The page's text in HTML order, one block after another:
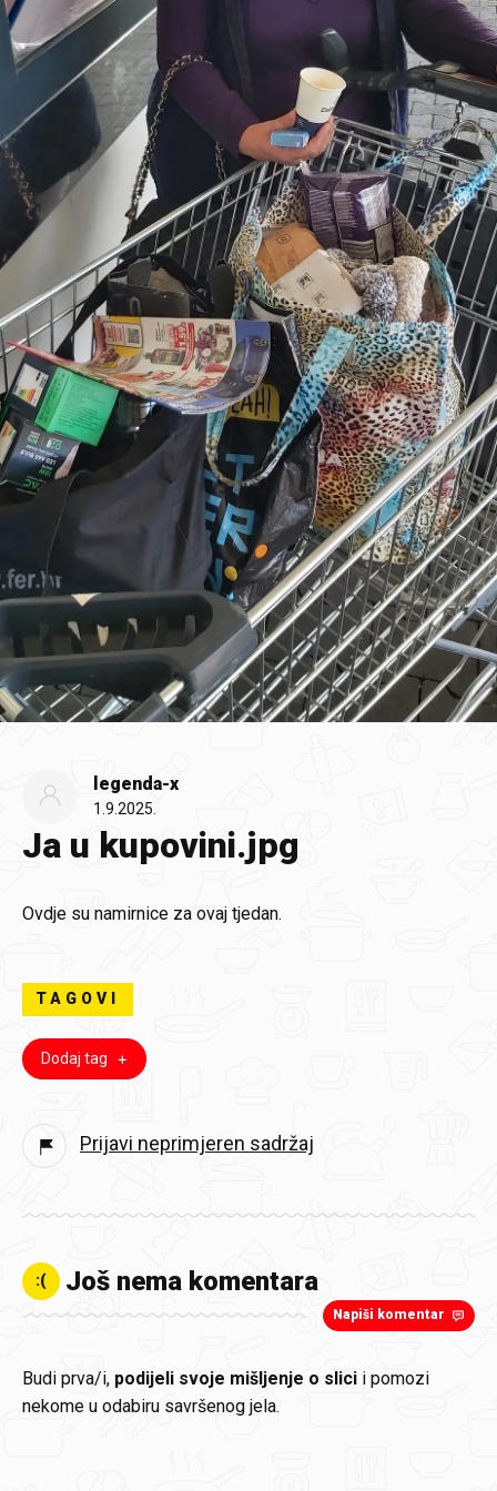
legenda-x
1.9.2025.
Ja u kupovini.jpg
Ovdje su namirnice za ovaj tjedan.
TAGOVI
Dodaj tag
Prijavi neprimjeren sadržaj
:( Još nema komentara
Napiši komentar
Budi prva/i, podijeli svoje mišljenje o slici i pomozi
nekome u odabiru savršenog jela.